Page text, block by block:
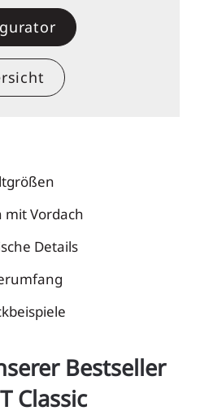
mit Vordach
Details
Bestseller
Classic